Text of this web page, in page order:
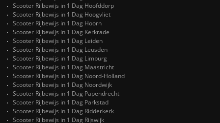
Scooter Rijbewijs in 1 Dag Hoofddorp
Scooter Rijbewijs in 1 Dag Hoogvliet
Scooter Rijbewijs in 1 Dag Hoorn
Scooter Rijbewijs in 1 Dag Kerkrade
Scooter Rijbewijs in 1 Dag Leiden
Scooter Rijbewijs in 1 Dag Leusden
Scooter Rijbewijs in 1 Dag Limburg
Scooter Rijbewijs in 1 Dag Maastricht
Scooter Rijbewijs in 1 Dag Noord-Holland
Scooter Rijbewijs in 1 Dag Noordwijk
Scooter Rijbewijs in 1 Dag Papendrecht
Scooter Rijbewijs in 1 Dag Parkstad
Scooter Rijbewijs in 1 Dag Ridderkerk
Scooter Rijbewijs in 1 Dag Rijswijk